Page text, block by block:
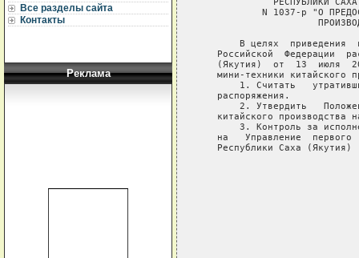
Все разделы сайта
Контакты
Реклама
N 1037-р "О
В целях  приведения
Российской  Федерации
(Якутия)  от  13  июля
мини-техники китайского
1. Считать
   распоряжения.
2. Утвердить
китайского производства
3. Контроль за
на   Управление  первого
Республики Саха (Якутия)